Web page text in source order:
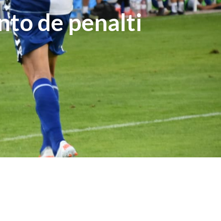
de penalti